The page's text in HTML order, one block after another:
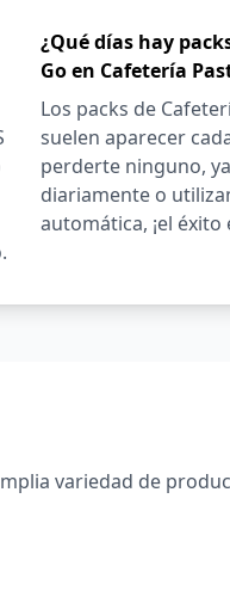
¿Qué días hay
Go en Cafetería
Los packs de
suelen aparecer
perderte ninguno,
diariamente o
automática, ¡el
variedad de